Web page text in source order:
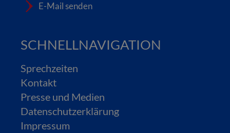
E-Mail senden
SCHNELLNAVIGATION
Sprechzeiten
Kontakt
Presse und Medien
Datenschutzerklärung
Impressum